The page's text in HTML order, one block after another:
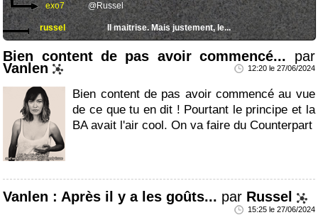
exo7
@Russel
russel Il maitrise. Mais justement, le...
Bien content de pas avoir commencé... par
Vanlen 12:20 le 27/06/2024
Bien content de pas avoir commencé au vue
de ce que tu en dit ! Pourtant le principe et la
BA avait l'air cool. On va faire du Counterpart
Vanlen : Après il y a les goûts... par Russel
15:25 le 27/06/2024